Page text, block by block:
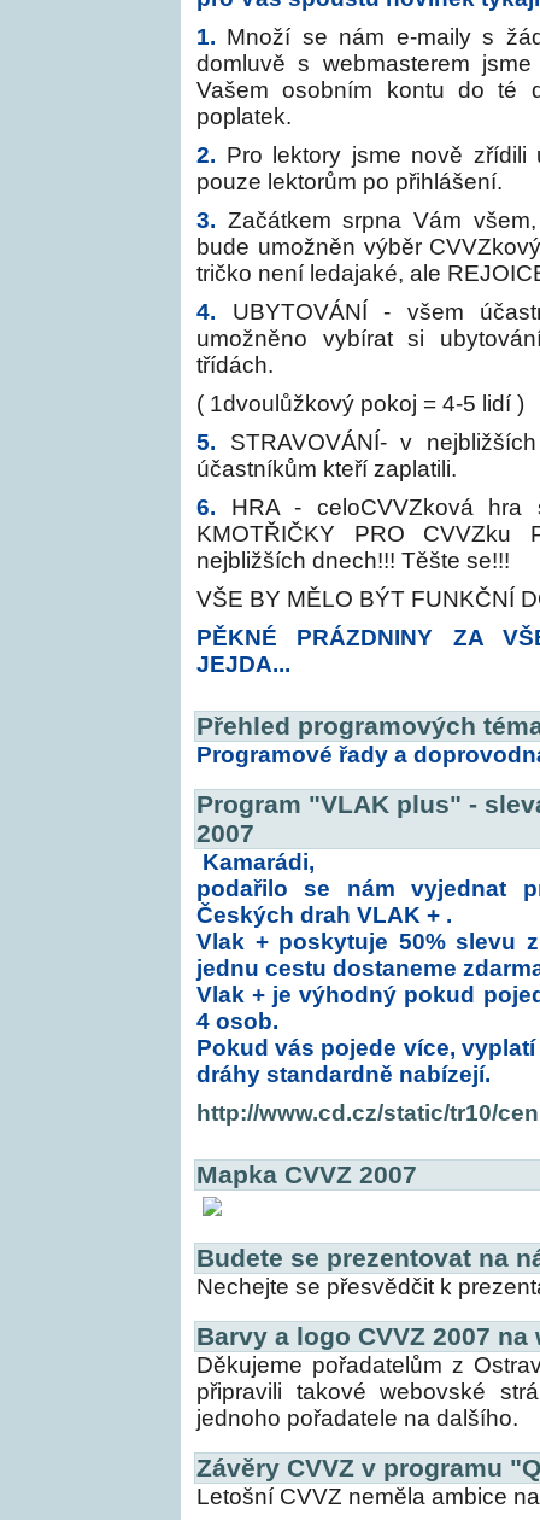
1. Množí se nám e-maily s
domluvě s webmasterem
Vašem osobním kontu do té
poplatek.
2. Pro lektory jsme nově zřídili
pouze lektorům po přihlášení.
3. Začátkem srpna Vám
bude umožněn výběr
tričko není ledajaké, ale
4. UBYTOVÁNÍ - všem
umožněno vybírat si
třídách.
( 1dvoulůžkový pokoj = 4-5 lidí )
5. STRAVOVÁNÍ- v
účastníkům kteří zaplatili.
6. HRA - celoCVVZková hra
KMOTŘIČKY PRO
nejbližších dnech!!! Těšte se!!!
VŠE BY MĚLO BÝT FUNKČNÍ
PĚKNÉ PRÁZDNINY ZA
JEJDA...
Přehled programových
Programové řady a
Program "VLAK plus" -
2007
Kamarádi,
podařilo se nám vyjednat
Českých drah VLAK + .
Vlak + poskytuje 50% slevu
jednu cestu dostaneme
Vlak + je výhodný pokud
4 osob.
Pokud vás pojede více,
dráhy standardně nabízejí.
http://www.cd.cz/static/tr10/
Mapka CVVZ 2007
Budete se prezentovat na
Nechejte se přesvědčit k
Barvy a logo CVVZ 2007 na
Děkujeme pořadatelům z
připravili takové webovské
jednoho pořadatele na dalšího.
Závěry CVVZ v programu
Letošní CVVZ neměla ambice